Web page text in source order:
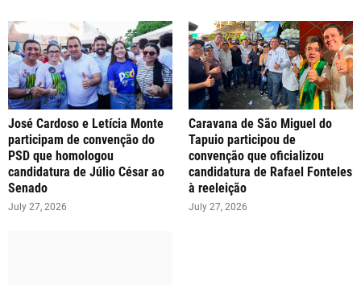
José Cardoso e Letícia Monte
participam de convenção do
PSD que homologou
candidatura de Júlio César ao
Senado
July 27, 2026
Caravana de São Miguel do
Tapuio participou de
convenção que oficializou
candidatura de Rafael Fonteles
à reeleição
July 27, 2026